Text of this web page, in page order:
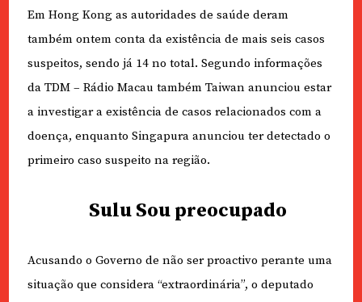
Em Hong Kong as autoridades de saúde deram
também ontem conta da existência de mais seis casos
suspeitos, sendo já 14 no total. Segundo informações
da TDM – Rádio Macau também Taiwan anunciou estar
a investigar a existência de casos relacionados com a
doença, enquanto Singapura anunciou ter detectado o
primeiro caso suspeito na região.
Sulu Sou preocupado
Acusando o Governo de não ser proactivo perante uma
situação que considera “extraordinária”, o deputado